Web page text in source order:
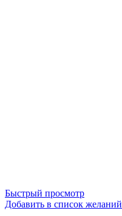
Быстрый просмотр
Добавить в список желаний